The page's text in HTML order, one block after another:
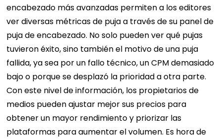
encabezado más avanzadas permiten a los editores
ver diversas métricas de puja a través de su panel de
puja de encabezado. No solo pueden ver qué pujas
tuvieron éxito, sino también el motivo de una puja
fallida, ya sea por un fallo técnico, un CPM demasiado
bajo o porque se desplazó la prioridad a otra parte.
Con este nivel de información, los propietarios de
medios pueden ajustar mejor sus precios para
obtener un mayor rendimiento y priorizar las
plataformas para aumentar el volumen. Es hora de